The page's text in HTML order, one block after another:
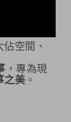
空間、
，專為現
之美 。